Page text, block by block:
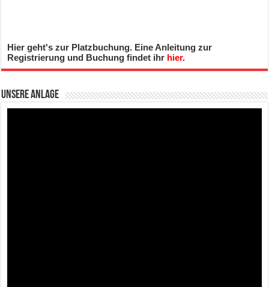
Hier geht's zur Platzbuchung. Eine Anleitung zur
Registrierung und Buchung findet ihr hier.
Unsere Anlage